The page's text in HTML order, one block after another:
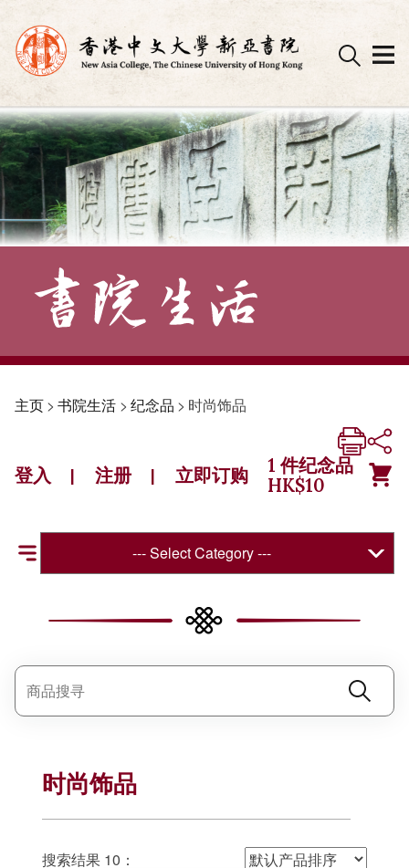
Skip
to
content
主页> 书院生活 > 纪念品 > 时尚饰品
登入 | 注册 | 立即订购 1 件纪念品
HK$10
--- Select Category ---
时尚饰品
搜索结果 10：